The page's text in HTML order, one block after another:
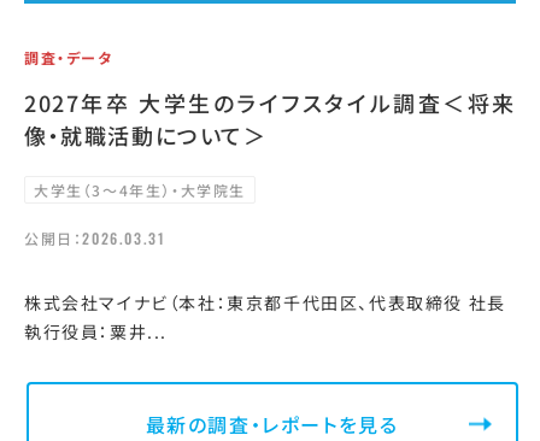
調査・データ
2027年卒 大学生のライフスタイル調査＜将来
像・就職活動について＞
大学生（3～4年生）・大学院生
公開日：2026.03.31
株式会社マイナビ（本社：東京都千代田区、代表取締役 社長
執行役員：粟井...
最新の調査・レポートを見る